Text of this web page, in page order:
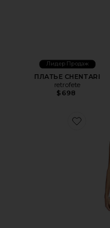
Лидер Продаж
ПЛАТЬЕ CHENTARI
retrofete
$698
Favorite